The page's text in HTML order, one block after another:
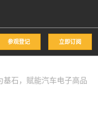
参观登记 立即订阅
石，赋能汽车电子高品